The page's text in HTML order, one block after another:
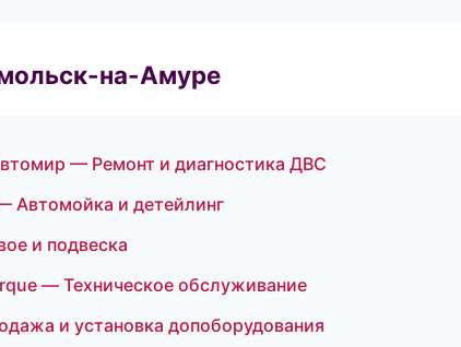
на-Амуре
— Ремонт и диагностика ДВС
Автомойка и детейлинг
и подвеска
— Техническое обслуживание
и установка допоборудования